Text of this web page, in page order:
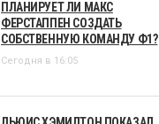
ПЛАНИРУЕТ ЛИ МАКС
ФЕРСТАППЕН СОЗДАТЬ
СОБСТВЕННУЮ КОМАНДУ Ф1?
Сегодня в 16:05